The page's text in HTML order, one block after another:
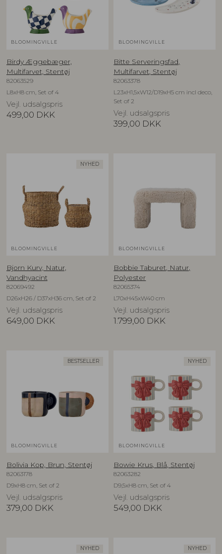
BLOOMINGVILLE
Birdy Æggebæger,
Multifarvet, Stentøj
82063529
L8xH8 cm, Set of 4
Vejl. udsalgspris
499,00 DKK
BLOOMINGVILLE
Bitte Serveringsfad,
Multifarvet, Stentøj
82063378
L23xH1,5xW12/D19xH5 cm incl deco,
Set of 2
Vejl. udsalgspris
399,00 DKK
NYHED
BLOOMINGVILLE
Bjorn Kurv, Natur,
Vandhyacint
82069492
D26xH26 / D37xH36 cm, Set of 2
Vejl. udsalgspris
649,00 DKK
BLOOMINGVILLE
Bobbie Taburet, Natur,
Polyester
82065374
L70xH45xW40 cm
Vejl. udsalgspris
1.799,00 DKK
BESTSELLER
BLOOMINGVILLE
Bolivia Kop, Brun, Stentøj
82063178
D9xH8 cm, Set of 2
Vejl. udsalgspris
379,00 DKK
NYHED
BLOOMINGVILLE
Bowie Krus, Blå, Stentøj
82063282
D9,5xH8 cm, Set of 4
Vejl. udsalgspris
549,00 DKK
NYHED NYHED